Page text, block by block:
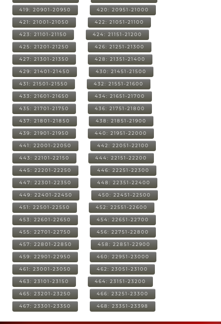
419: 20901-20950 420: 20951-21000
421: 21001-21050 422: 21051-21100
423: 21101-21150 424: 21151-21200
425: 21201-21250 426: 21251-21300
427: 21301-21350 428: 21351-21400
429: 21401-21450 430: 21451-21500
431: 21501-21550 432: 21551-21600
433: 21601-21650 434: 21651-21700
435: 21701-21750 436: 21751-21800
437: 21801-21850 438: 21851-21900
439: 21901-21950 440: 21951-22000
441: 22001-22050 442: 22051-22100
443: 22101-22150 444: 22151-22200
445: 22201-22250 446: 22251-22300
447: 22301-22350 448: 22351-22400
449: 22401-22450 450: 22451-22500
451: 22501-22550 452: 22551-22600
453: 22601-22650 454: 22651-22700
455: 22701-22750 456: 22751-22800
457: 22801-22850 458: 22851-22900
459: 22901-22950 460: 22951-23000
461: 23001-23050 462: 23051-23100
463: 23101-23150 464: 23151-23200
465: 23201-23250 466: 23251-23300
467: 23301-23350 468: 23351-23398